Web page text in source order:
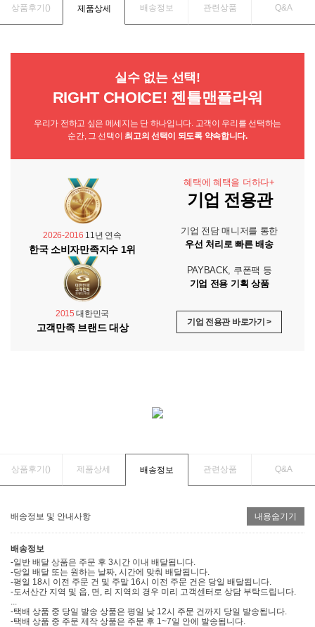
상품후기() 제품상세 배송정보 관련상품 Q&A
실수 없는 선택!
RIGHT CHOICE! 젠틀맨플라워
우리가 전하고 싶은 메세지는 단 하나입니다. 고객이 우리를 선택하는
순간, 그 선택이 최고의 선택이 되도록 약속합니다.
2026-2016 11년 연속
한국 소비자만족지수 1위
2015 대한민국
고객만족 브랜드 대상
혜택에 혜택을 더하다+
기업 전용관
기업 전담 매니저를 통한
우선 처리로 빠른 배송
PAYBACK, 쿠폰팩 등
기업 전용 기획 상품
기업 전용관 바로가기 >
상품후기() 제품상세 배송정보 관련상품 Q&A
배송정보 및 안내사항 내용숨기기
배송정보
-일반 배달 상품은 주문 후 3시간 이내 배달됩니다.
-당일 배달 또는 원하는 날짜, 시간에 맞춰 배달됩니다.
-평일 18시 이전 주문 건 및 주말 16시 이전 주문 건은 당일 배달됩니다.
-도서산간 지역 및 읍, 면, 리 지역의 경우 미리 고객센터로 상담 부탁드립니다.
-택배 상품 중 당일 발송 상품은 평일 낮 12시 주문 건까지 당일 발송됩니다.
-택배 상품 중 주문 제작 상품은 주문 후 1~7일 안에 발송됩니다.